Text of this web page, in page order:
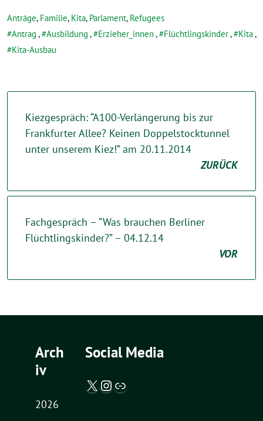
Anträge, Familie, Kita, Parlament, Refugees
Antrag , Ausbildung , Erzieher_innen, Flüchtlingskinder, Kita,
Kita-Ausbau
Kiezgespräch: “A100-Verlängerung bis zur
Frankfurter Allee? Keinen Doppelstocktunnel
unter unserem Kiez!” am 20.11.2014
ZURÜCK
Fachgespräch – “Was brauchen Berliner
Flüchtlingskinder?” – 04.12.14
VOR
Arch
iv
2026
Social Media
X / Twitter
Instagram
Abgeordnetenwatch